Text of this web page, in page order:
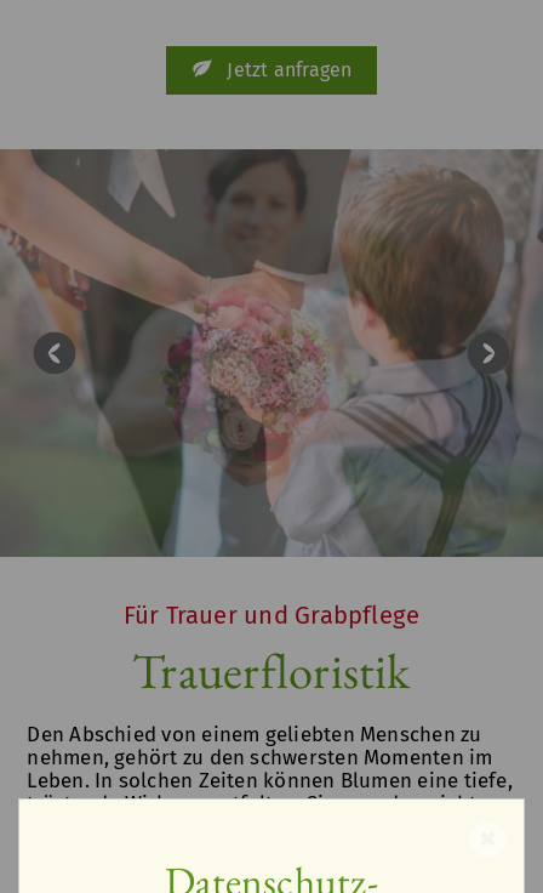
Jetzt anfragen
Für Trauer und Grabpflege
Trauerfloristik
Den Abschied von einem geliebten Menschen zu
nehmen, gehört zu den schwersten Momenten im
Leben. In solchen Zeiten können Blumen eine tiefe,
tröstende Wirkung entfalten. Sie spenden nicht nur
Blumen drücken das aus, was Worte oft nicht
Datenschutz-